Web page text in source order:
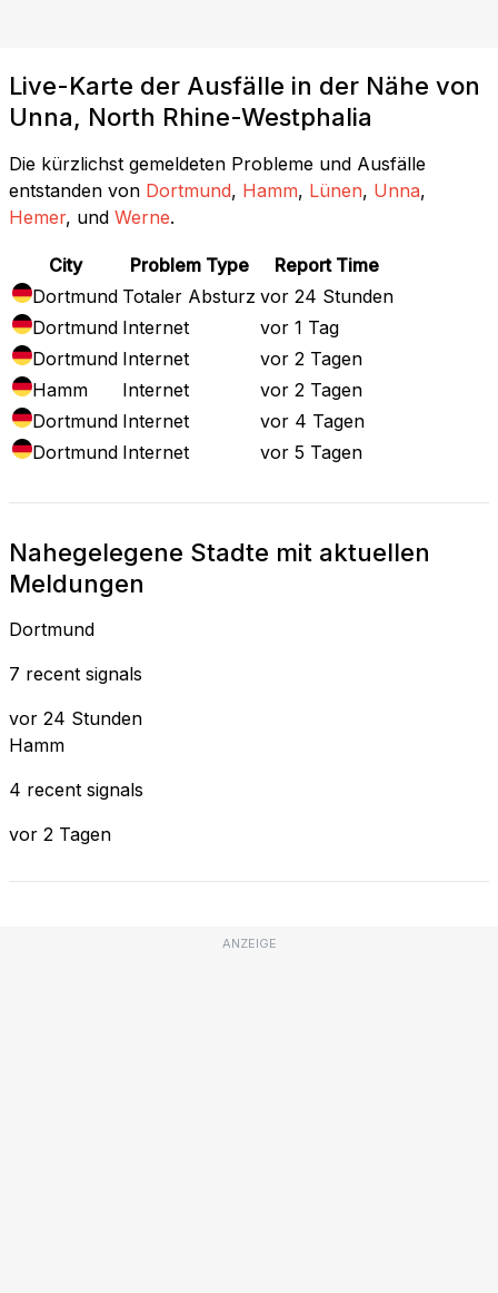
Live-Karte der Ausfälle in der Nähe von
Unna, North Rhine-Westphalia
Die kürzlichst gemeldeten Probleme und Ausfälle
entstanden von Dortmund, Hamm, Lünen, Unna,
Hemer, und Werne.
City Problem Type
Report Time
Dortmund Totaler Absturz vor 24 Stunden
Dortmund Internet
vor 1 Tag
Dortmund Internet
vor 2 Tagen
Hamm
Internet
vor 2 Tagen
Dortmund Internet
vor 4 Tagen
Dortmund Internet vor 5 Tagen
Nahegelegene Stadte mit aktuellen
Meldungen
Dortmund
7 recent signals
vor 24 Stunden
Hamm
4 recent signals
vor 2 Tagen
ANZEIGE